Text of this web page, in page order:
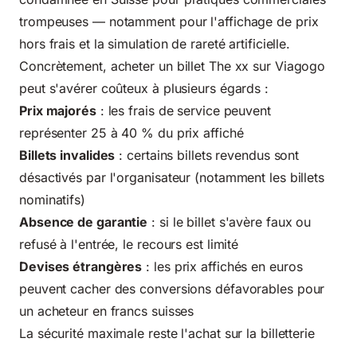
trompeuses — notamment pour l'affichage de prix
hors frais et la simulation de rareté artificielle.
Concrètement, acheter un billet The xx sur Viagogo
peut s'avérer coûteux à plusieurs égards :
Prix majorés: les frais de service peuvent
représenter 25 à 40 % du prix affiché
Billets invalides : certains billets revendus sont
désactivés par l'organisateur (notamment les billets
nominatifs)
Absence de garantie : si le billet s'avère faux ou
refusé à l'entrée, le recours est limité
Devises étrangères : les prix affichés en euros
peuvent cacher des conversions défavorables pour
un acheteur en francs suisses
La sécurité maximale reste l'achat sur la billetterie